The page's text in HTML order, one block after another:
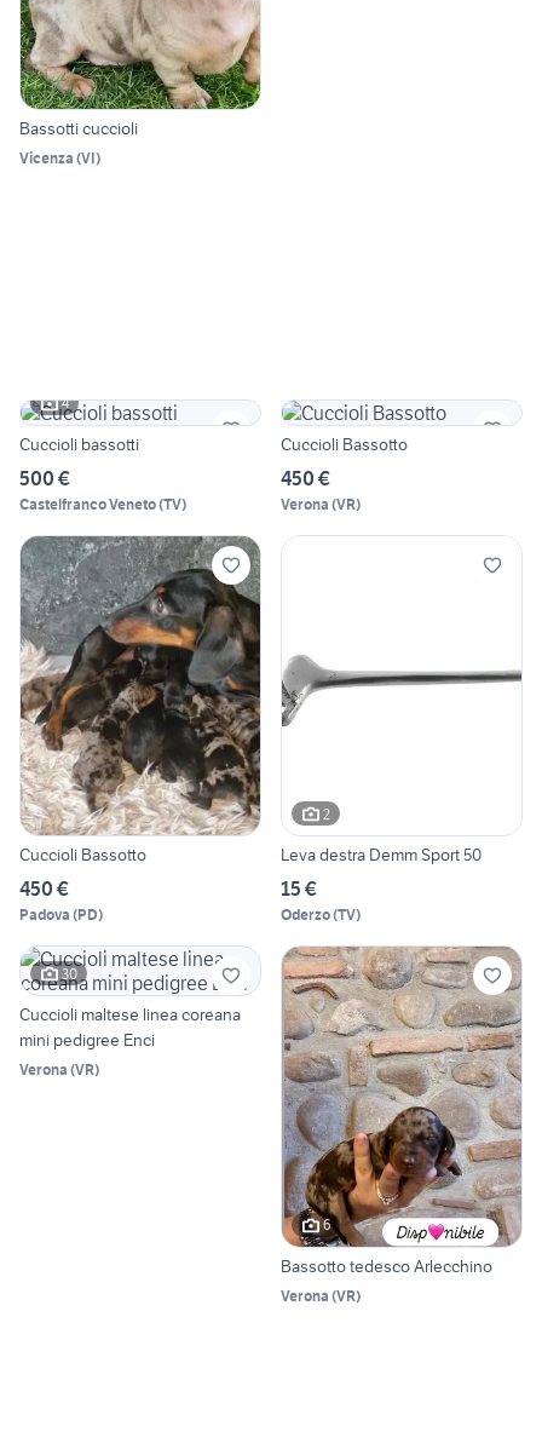
Bassotti cuccioli
Vicenza (VI)
4
Cuccioli bassotti
500 €
Castelfranco Veneto(TV)
Cuccioli Bassotto
450 €
Verona (VR)
Cuccioli Bassotto
450 €
Padova (PD)
2
Leva destra Demm Sport 50
15 €
Oderzo(TV)
30
Cuccioli maltese linea coreana
mini pedigree Enci
Verona (VR)
6
Bassotto tedesco Arlecchino
Verona (VR)